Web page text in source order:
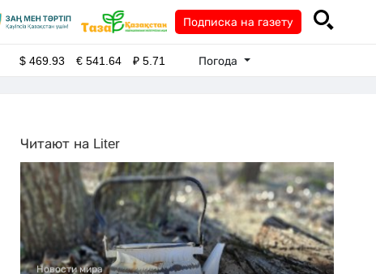
Подписка на газету
$469.93 €541.64 ₽5.71 Погода
Читают на Liter
Новости мира